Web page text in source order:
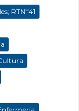
RTNº41